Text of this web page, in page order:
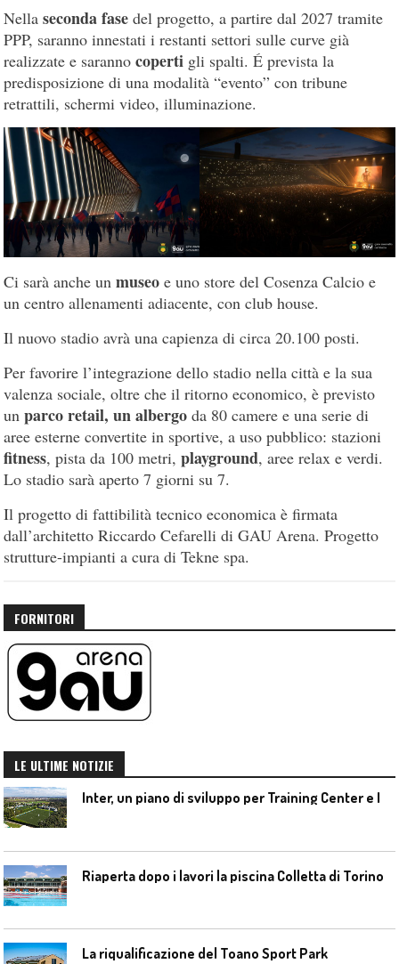
Nella seconda fase del progetto, a partire dal 2027 tramite
PPP, saranno innestati i restanti settori sulle curve già
realizzate e sarannocoperti gli spalti. É prevista la
predisposizione di una modalità “evento” con tribune
retrattili, schermi video, illuminazione.
Ci sarà anche unmuseoe uno store del Cosenza Calcio e
un centro allenamenti adiacente, con club house.
Il nuovo stadio avrà una capienza di circa 20.100 posti.
Per favorire l’integrazione dello stadio nella città e la sua
valenza sociale, oltre che il ritorno economico, è previsto
unparco retail, un albergo da 80 camere e una serie di
aree esterne convertite in sportive, a uso pubblico: stazioni
fitness, pista da 100 metri,playground, aree relax e verdi.
Lo stadio sarà aperto 7 giorni su 7.
Il progetto di fattibilità tecnico economica è firmata
dall’architetto Riccardo Cefarelli di GAU Arena. Progetto
strutture-impianti a cura di Tekne spa.
FORNITORI
LE ULTIME NOTIZIE
Riaperta dopo i lavori la piscina Colletta di Torino
La riqualificazione del Toano Sport Park